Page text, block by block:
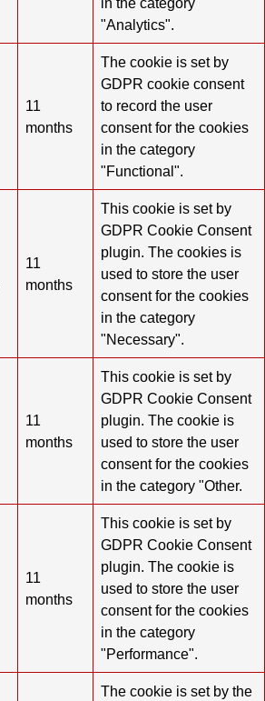
"Analytics".
11
months
The cookie is set by
GDPR cookie consent
to record the user
consent for the cookies
in the category
"Functional".
11
months
This cookie is set by
GDPR Cookie Consent
plugin. The cookies is
used to store the user
consent for the cookies
in the category
"Necessary".
11
months
This cookie is set by
GDPR Cookie Consent
plugin. The cookie is
used to store the user
consent for the cookies
in the category "Other.
11
months
This cookie is set by
GDPR Cookie Consent
plugin. The cookie is
used to store the user
consent for the cookies
in the category
"Performance".
The cookie is set by the